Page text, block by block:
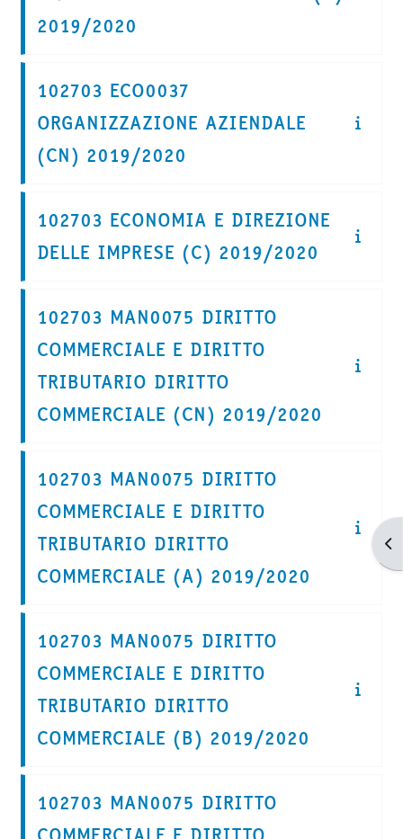
2019/2020
102703 ECO0037
ORGANIZZAZIONE AZIENDALE
(CN) 2019/2020
102703 ECONOMIA E DIREZIONE
DELLE IMPRESE (C) 2019/2020
102703 MAN0075 DIRITTO
COMMERCIALE E DIRITTO
TRIBUTARIO DIRITTO
COMMERCIALE (CN) 2019/2020
102703 MAN0075 DIRITTO
COMMERCIALE E DIRITTO
TRIBUTARIO DIRITTO
COMMERCIALE (A) 2019/2020
102703 MAN0075 DIRITTO
COMMERCIALE E DIRITTO
TRIBUTARIO DIRITTO
COMMERCIALE (B) 2019/2020
102703 MAN0075 DIRITTO